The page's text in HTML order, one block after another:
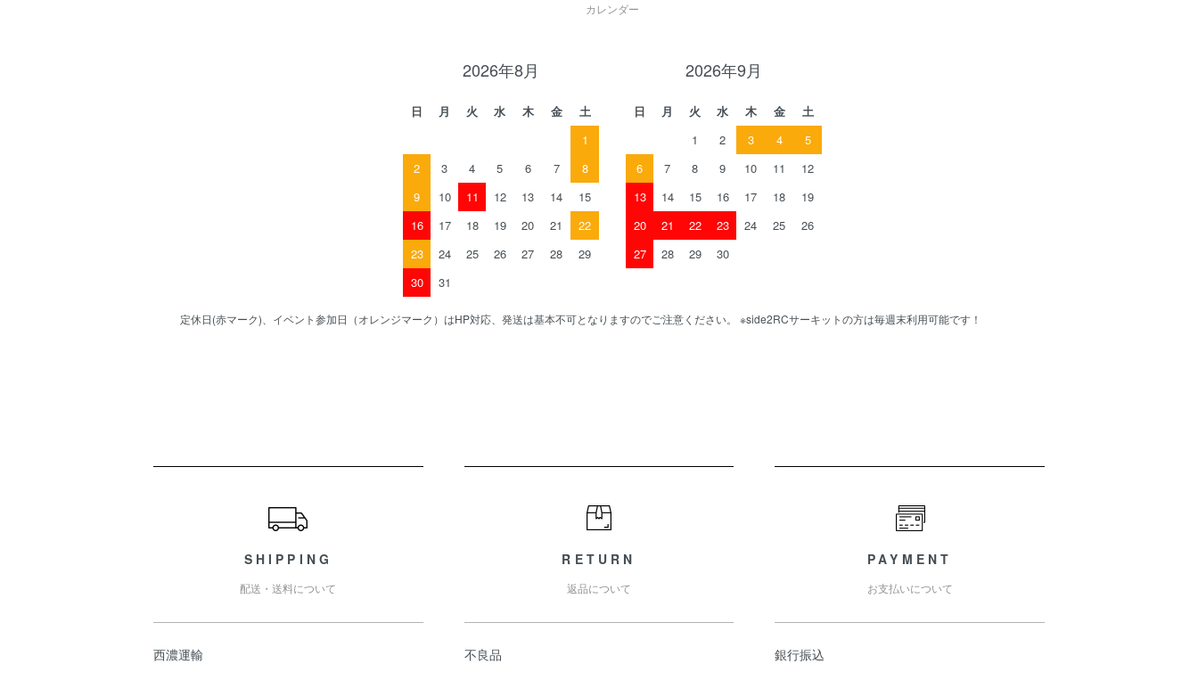
カレンダー
2026年8月
日 月 火 水 木 金
土
1
2
3 4 5 6 7
8
9
10 11 12 13 14
15
16
17 18 19 20 21
22
23
24 25 26 27 28
29
30
31
2026年9月
日 月 火 水 木 金
土
1
2 3 4
5
6
7 8 9 10 11
12
13
14 15 16 17 18
19
20
21 22 23 24 25
26
27
28 29 30
定休日(赤マーク)、イベント参加日（オレンジマーク）はHP対応、発送は基本不可となりますのでご注意ください。 ※side2RCサーキットの方は毎週末利用可能です！
SHIPPING
配送・送料について
西濃運輸
RETURN
返品について
不良品
PAYMENT
お支払いについて
銀行振込